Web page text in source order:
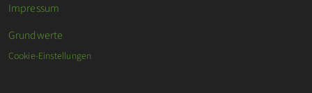
Impressum
Grundwerte
Cookie-Einstellungen